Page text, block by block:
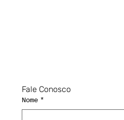
Fale Conosco
Nome *